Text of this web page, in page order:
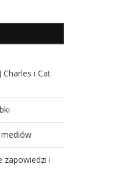
Charles i Cat
zapowiedzi i